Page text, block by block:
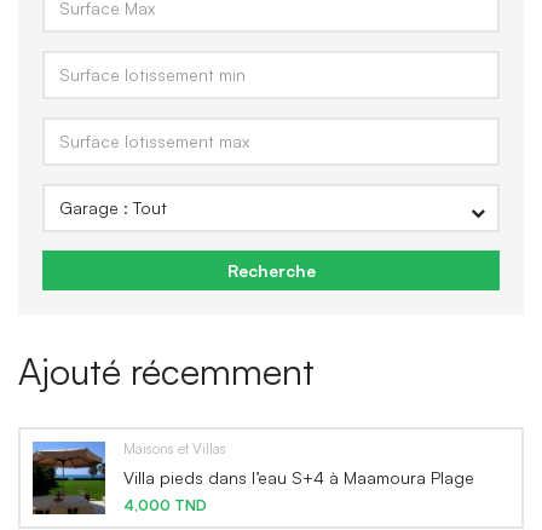
Recherche
Ajouté récemment
Maisons et Villas
Villa pieds dans l’eau S+4 à Maamoura Plage
4,000 TND